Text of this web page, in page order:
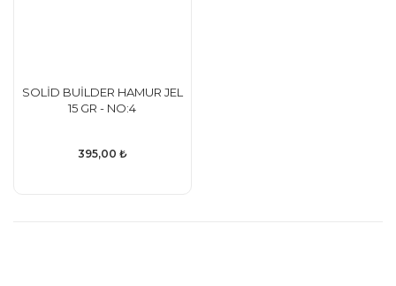
SOLİD BUİLDER HAMUR JEL
15 GR - NO:4
395,00 ₺